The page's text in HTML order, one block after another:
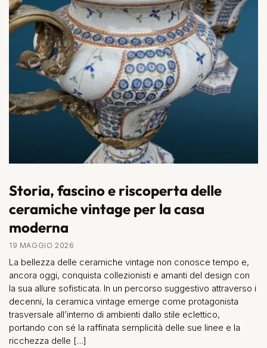
Storia, fascino e riscoperta delle
ceramiche vintage per la casa
moderna
19 MAGGIO 2026
La bellezza delle ceramiche vintage non conosce tempo e,
ancora oggi, conquista collezionisti e amanti del design con
la sua allure sofisticata. In un percorso suggestivo attraverso i
decenni, la ceramica vintage emerge come protagonista
trasversale all’interno di ambienti dallo stile eclettico,
portando con sé la raffinata semplicità delle sue linee e la
ricchezza delle […]